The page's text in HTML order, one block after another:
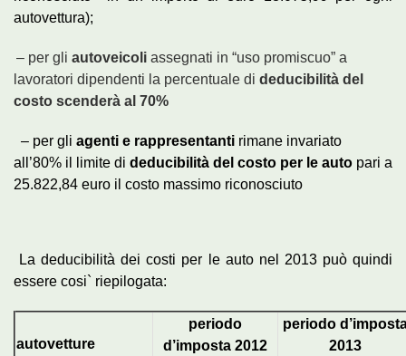
autovettura);
– per gli autoveicoli assegnati in “uso promiscuo” a
lavoratori dipendenti la percentuale di deducibilità del
costo scenderà al 70%
– per gli agenti e rappresentanti rimane invariato
all’80% il limite di deducibilità del costo per le auto pari a
25.822,84 euro il costo massimo riconosciuto
La deducibilità dei costi per le auto nel 2013 può quindi
essere cosi` riepilogata:
autovetture
periodo
d’imposta 2012
periodo
2013